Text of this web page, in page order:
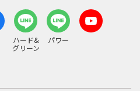
ハード&
グリーン
パワー